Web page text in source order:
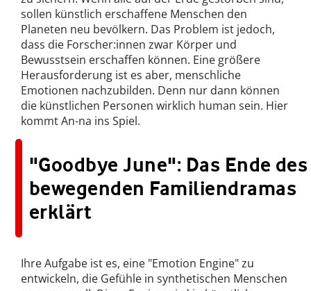
sollen künstlich erschaffene Menschen den
Planeten neu bevölkern. Das Problem ist jedoch,
dass die Forscher:innen zwar Körper und
Bewusstsein erschaffen können. Eine größere
Herausforderung ist es aber, menschliche
Emotionen nachzubilden. Denn nur dann können
die künstlichen Personen wirklich human sein. Hier
kommt An-na ins Spiel.
"Goodbye June": Das Ende des
bewegenden Familiendramas
erklärt
Ihre Aufgabe ist es, eine "Emotion Engine" zu
entwickeln, die Gefühle in synthetischen Menschen